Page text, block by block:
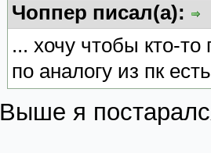
Чоппер писал(а):
... хочу чтобы кто-
по аналогу из пк
Выше я